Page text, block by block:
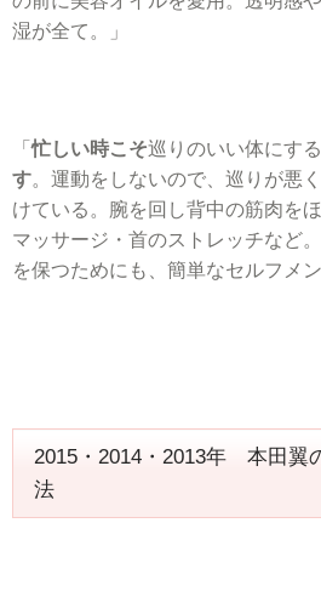
湿が全て。」
「忙しい時こそ巡りのいい体にする
す。運動をしないので、巡りが悪
けている。腕を回し背中の筋肉を
マッサージ・首のストレッチなど
を保つためにも、簡単なセルフメ
2015・2014・2013年 本田翼
法